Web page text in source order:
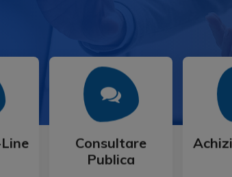
Consultare
Publica
Consultare
Publica
Mai Mult